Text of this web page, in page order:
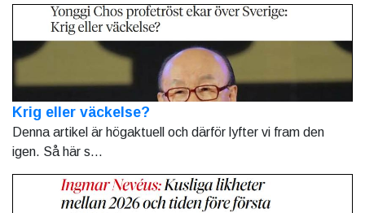
Krig eller väckelse?
Denna artikel är högaktuell och därför lyfter vi fram den
igen. Så här s...